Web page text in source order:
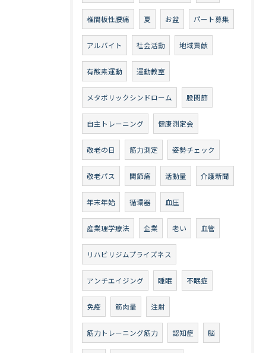
椎間板性腰痛 夏 お盆 パート募集
アルバイト 社会活動 地域貢献
有酸素運動 運動教室
メタボリックシンドローム 股関節
自主トレーニング 健康測定会
敬老の日 筋力測定 姿勢チェック
敬老パス 関節痛 活動量 介護新聞
年末年始 循環器 血圧
産業理学療法 企業 老い 血管
リハビリジムプライズネス
アンチエイジング 睡眠 不眠症
免疫 筋肉量 注射
筋力トレーニング筋力 認知症 脳